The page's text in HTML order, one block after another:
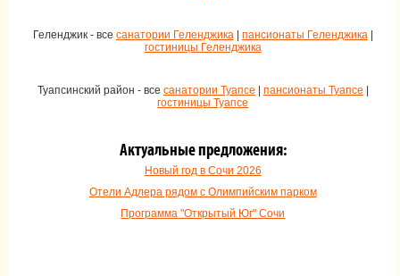
Геленджик - все санатории Геленджика| пансионаты Геленджика|
гостиницы Геленджика
Туапсинский район - все санатории Туапсе пансионаты Туапсе
гостиницы Туапсе
Актуальные предложения:
Новый год в Сочи 2026
Отели Адлера рядом с Олимпийским парком
Программа "Открытый Юг" Сочи